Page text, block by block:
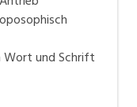
Wort und Schrift